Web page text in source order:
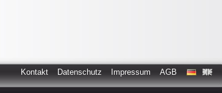
Kontakt Datenschutz Impressum AGB